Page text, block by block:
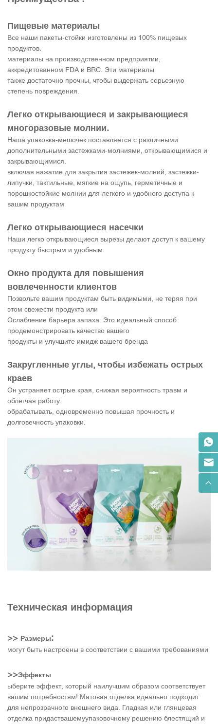
Пищевые материалы
Все наши пакеты-стойки изготовлены из 100% пищевых
продуктов.
материалы на производственном предприятии,
аккредитованном FDA и BRC. Эти материалы
также достаточно прочны, чтобы выдержать серьезную
степень повреждения.
Легко открывающиеся и закрывающиеся
многоразовые молнии.
Наша упаковка-мешочек поставляется с различными
дополнительными застежками-молниями, открывающимися и
закрывающимися.
включая нажатие для закрытия застежек-молний, застежки-
липучки, тактильные, мягкие на ощупь, герметичные и
порошкостойкие молнии для легкого и удобного доступа к
вашим продуктам
Легко открывающиеся насечки
Наши легко открывающиеся вырезы делают доступ к вашему
продукту быстрым и удобным.
Окно продукта для повышения
вовлеченности клиентов
Позвольте вашим продуктам быть видимыми, не теряя при
этом свежести продукта или
Ослабление барьера запаха. Это идеальный способ
продемонстрировать качество вашего
продукты и улучшите имидж вашего бренда
Закругленные углы, чтобы избежать острых
краев
Он устраняет острые края, снижая вероятность травм и
облегчая работу.
обрабатывать, одновременно повышая прочность и
долговечность упаковки.
Техническая информация
>> Размеры:
могут быть настроены в соответствии с вашими требованиями
>>Эффекты
ыберите эффект, который наилучшим образом соответствует
вашим потребностям! Матовая отделка идеально подходит
для непрозрачного внешнего вида. Гладкая или глянцевая
отделка придаствашемуупаковочному решению блестящий и